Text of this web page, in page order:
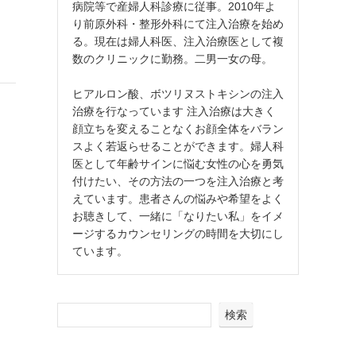
病院等で産婦人科診療に従事。2010年よ
り前原外科・整形外科にて注入治療を始め
る。現在は婦人科医、注入治療医として複
数のクリニックに勤務。二男一女の母。
ヒアルロン酸、ボツリヌストキシンの注入
治療を行なっています 注入治療は大きく
顔立ちを変えることなくお顔全体をバラン
スよく若返らせることができます。婦人科
医として年齢サインに悩む女性の心を勇気
付けたい、その方法の一つを注入治療と考
えています。患者さんの悩みや希望をよく
お聴きして、一緒に「なりたい私」をイメ
ージするカウンセリングの時間を大切にし
ています。
検索